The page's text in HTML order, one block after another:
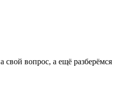
свой вопрос, а ещё